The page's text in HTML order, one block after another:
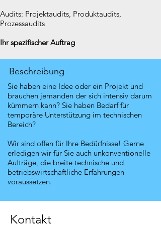
Audits: Projektaudits, Produktaudits,
Prozessaudits
Ihr spezifischer Auftrag
Beschreibung
Sie haben eine Idee oder ein Projekt und
brauchen jemanden der sich intensiv darum
kümmern kann? Sie haben Bedarf für
temporäre Unterstützung im technischen
Bereich?
Wir sind offen für Ihre Bedürfnisse! Gerne
erledigen wir für Sie auch unkonventionelle
Aufträge, die breite technische und
betriebswirtschaftliche Erfahrungen
voraussetzen.
Kontakt